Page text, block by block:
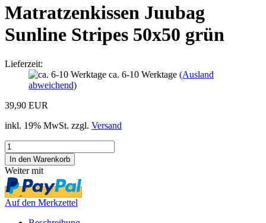
Matratzenkissen Juubag
Sunline Stripes 50x50 grün
Lieferzeit:
ca. 6-10 Werktage (Ausland
abweichend)
39,90 EUR
inkl. 19% MwSt. zzgl. Versand
Weiter mit
Auf den Merkzettel